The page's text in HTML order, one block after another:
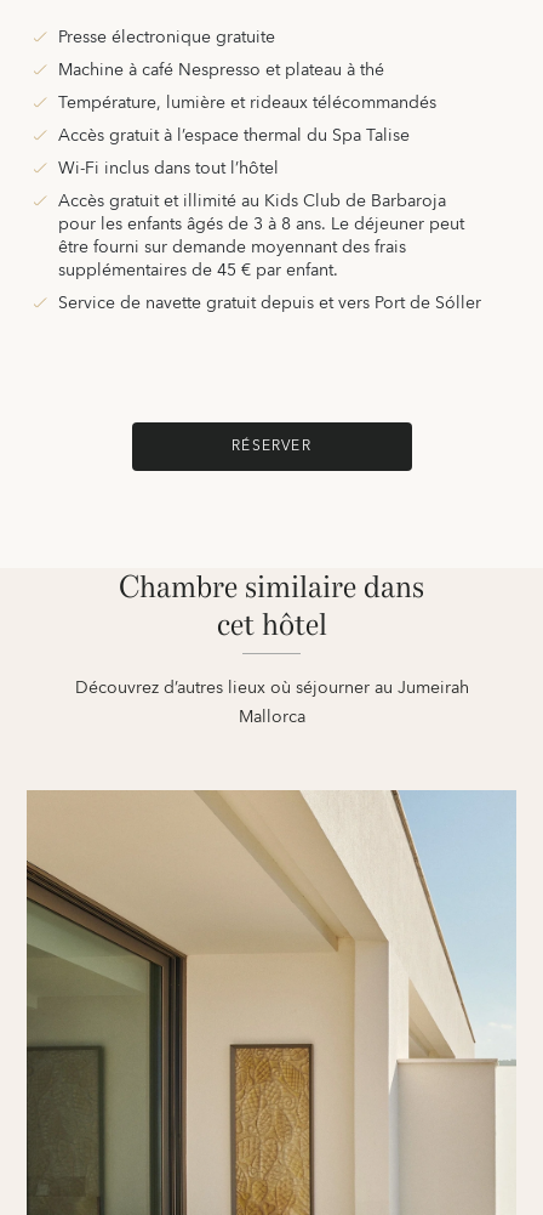
Presse électronique gratuite
Machine à café Nespresso et plateau à thé
Température, lumière et rideaux télécommandés
Accès gratuit à l’espace thermal du Spa Talise
Wi-Fi inclus dans tout l’hôtel
Accès gratuit et illimité au Kids Club de Barbaroja
pour les enfants âgés de 3 à 8 ans. Le déjeuner peut
être fourni sur demande moyennant des frais
supplémentaires de 45 € par enfant.
Service de navette gratuit depuis et vers Port de Sóller
RÉSERVER
Chambre similaire dans
cet hôtel
Découvrez d’autres lieux où séjourner au Jumeirah
Mallorca